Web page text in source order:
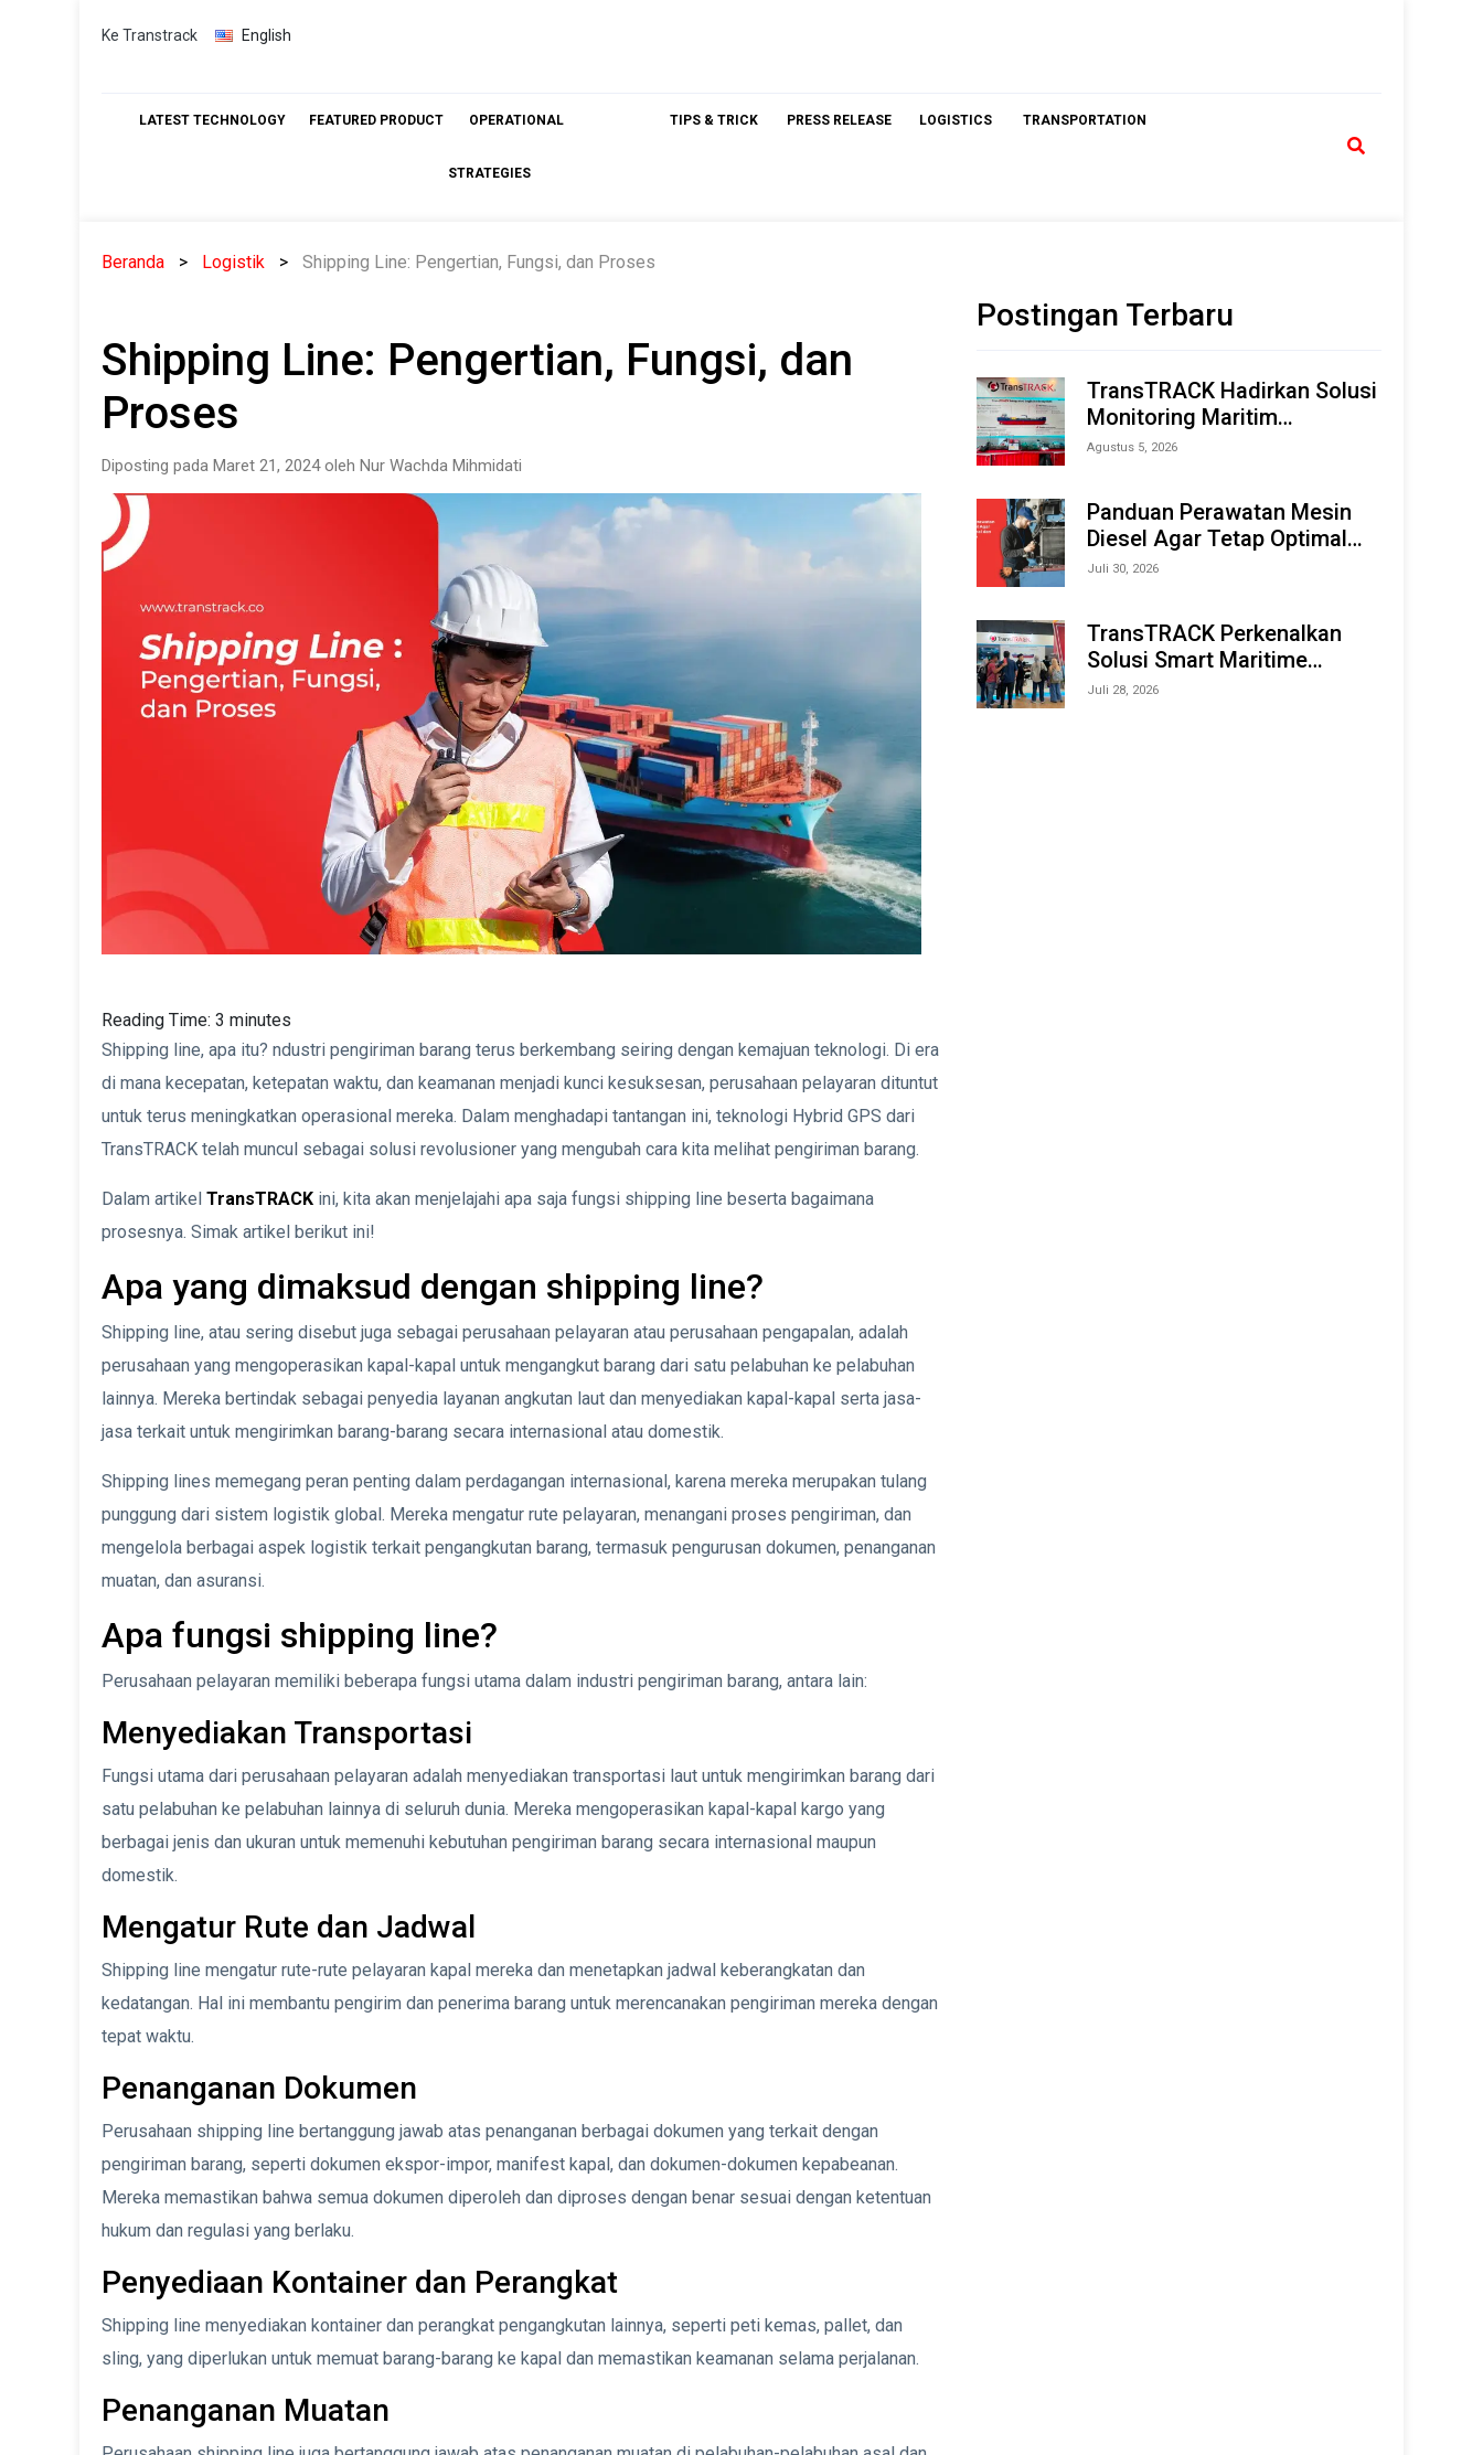
Skip
Ke Transtrack English
LATEST TECHNOLOGY FEATURED PRODUCT OPERATIONAL
STRATEGIES
TIPS & TRICK PRESS RELEASE LOGISTICS TRANSPORTATION
Beranda Logistik Shipping Line: Pengertian, Fungsi, dan Proses
Shipping Line: Pengertian, Fungsi, dan
Proses
Diposting pada Maret 21, 2024 oleh Nur Wachda Mihmidati
Reading Time: 3 minutes
Shipping line, apa itu? ndustri pengiriman barang terus berkembang seiring dengan kemajuan teknologi. Di era
di mana kecepatan, ketepatan waktu, dan keamanan menjadi kunci kesuksesan, perusahaan pelayaran dituntut
untuk terus meningkatkan operasional mereka. Dalam menghadapi tantangan ini, teknologi Hybrid GPS dari
TransTRACK telah muncul sebagai solusi revolusioner yang mengubah cara kita melihat pengiriman barang.
Dalam artikel TransTRACK ini, kita akan menjelajahi apa saja fungsi shipping line beserta bagaimana
prosesnya. Simak artikel berikut ini!
Apa yang dimaksud dengan shipping line?
Shipping line, atau sering disebut juga sebagai perusahaan pelayaran atau perusahaan pengapalan, adalah
perusahaan yang mengoperasikan kapal-kapal untuk mengangkut barang dari satu pelabuhan ke pelabuhan
lainnya. Mereka bertindak sebagai penyedia layanan angkutan laut dan menyediakan kapal-kapal serta jasa-
jasa terkait untuk mengirimkan barang-barang secara internasional atau domestik.
Shipping lines memegang peran penting dalam perdagangan internasional, karena mereka merupakan tulang
punggung dari sistem logistik global. Mereka mengatur rute pelayaran, menangani proses pengiriman, dan
mengelola berbagai aspek logistik terkait pengangkutan barang, termasuk pengurusan dokumen, penanganan
muatan, dan asuransi.
Apa fungsi shipping line?
Perusahaan pelayaran memiliki beberapa fungsi utama dalam industri pengiriman barang, antara lain:
Menyediakan Transportasi
Fungsi utama dari perusahaan pelayaran adalah menyediakan transportasi laut untuk mengirimkan barang dari
satu pelabuhan ke pelabuhan lainnya di seluruh dunia. Mereka mengoperasikan kapal-kapal kargo yang
berbagai jenis dan ukuran untuk memenuhi kebutuhan pengiriman barang secara internasional maupun
domestik.
Mengatur Rute dan Jadwal
Shipping line mengatur rute-rute pelayaran kapal mereka dan menetapkan jadwal keberangkatan dan
kedatangan. Hal ini membantu pengirim dan penerima barang untuk merencanakan pengiriman mereka dengan
tepat waktu.
Penanganan Dokumen
Perusahaan shipping line bertanggung jawab atas penanganan berbagai dokumen yang terkait dengan
pengiriman barang, seperti dokumen ekspor-impor, manifest kapal, dan dokumen-dokumen kepabeanan.
Mereka memastikan bahwa semua dokumen diperoleh dan diproses dengan benar sesuai dengan ketentuan
hukum dan regulasi yang berlaku.
Penyediaan Kontainer dan Perangkat
Shipping line menyediakan kontainer dan perangkat pengangkutan lainnya, seperti peti kemas, pallet, dan
sling, yang diperlukan untuk memuat barang-barang ke kapal dan memastikan keamanan selama perjalanan.
Penanganan Muatan
Postingan Terbaru
TransTRACK Hadirkan Solusi
Monitoring Maritim
Terintegrasi Berbasis AI &
Offshore Expo (IMOX) 2026
Agustus 5, 2026
Panduan Perawatan Mesin
Diesel Agar Tetap Optimal
dan Tahan Lama
Juli 30, 2026
TransTRACK Perkenalkan
Solusi Smart Maritime
Monitoring Berbasis AI dan
Juli 28, 2026